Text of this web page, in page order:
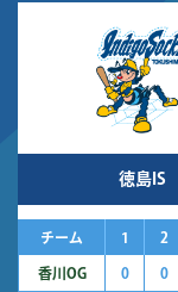
徳島IS
チーム 1 2
香川OG 0 0